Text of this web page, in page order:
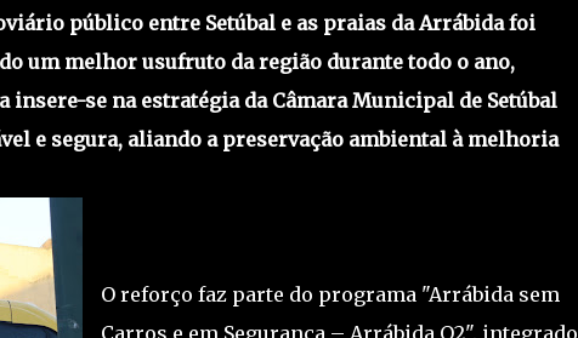
público entre Setúbal e as praias da Arrábida foi
um melhor usufruto da região durante todo o ano,
insere-se na estratégia da Câmara Municipal de Setúbal
e segura, aliando a preservação ambiental à melhoria
O reforço faz parte do programa "Arrábida sem
Carros e em Segurança – Arrábida O2", integrado